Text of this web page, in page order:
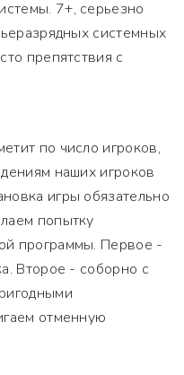
7+, серьезно
системных
препятствия с
по число игроков,
наших игроков
игры обязательно
попытку
программы. Первое -
Второе - соборно с
отменную